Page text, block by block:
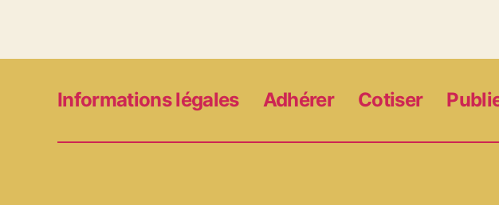
Informations légales Adhérer Cotiser